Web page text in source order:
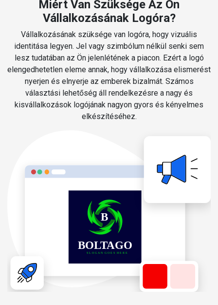
Miért Van Szüksége Az Ön
Vállalkozásának Logóra?
Vállalkozásának szüksége van logóra, hogy vizuális
identitása legyen. Jel vagy szimbólum nélkül senki sem
lesz tudatában az Ön jelenlétének a piacon. Ezért a logó
elengedhetetlen eleme annak, hogy vállalkozása elismerést
nyerjen és elnyerje az emberek bizalmát. Számos
választási lehetőség áll rendelkezésre a nagy és
kisvállalkozások logójának nagyon gyors és kényelmes
elkészítéséhez.